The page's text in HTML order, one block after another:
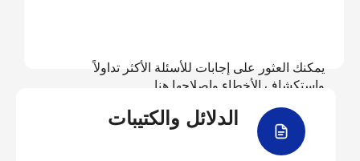
يمكنك العثور على إجابات للأسئلة الأكثر تداولاً
واستكشاف الأخطاء وإصلاحها هنا
عرض الأسئلة المتداولة
الدلائل والكتيبات